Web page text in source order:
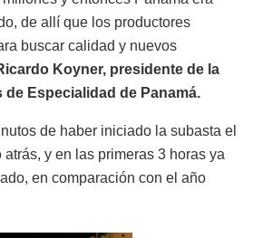
de allí que los productores
buscar calidad y nuevos
Koyner, presidente de la
Especialidad de Panamá.
de haber iniciado la subasta el
y en las primeras 3 horas ya
en comparación con el año